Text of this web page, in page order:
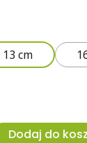
13 cm
Dodaj do